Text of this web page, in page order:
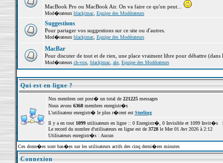
MacBook Pro ou MacBook Air. On va faire ce qu'on peut...
Mod�rateurs blackjmac, Equipe des Modérateurs
Suggestions
Pour partager vos suggestions sur ce site ou d'autres.
Mod�rateurs blackjmac, Equipe des Modérateurs
MacBar
Pour discuter de tout et de rien, une place vraiment libre pour débattre (dans
Mod�rateurs ch-vox, blackjmac, ale, Equipe des Modérateurs
Qui est en ligne ?
Nos membres ont post� un total de 221225messages
Nous avons 6368membres enregistr�s
L'utilisateur enregistr� le plus r�cent est Sterling
Il y a en tout 1099utilisateurs en ligne :: 0 Enregistr�, 0 Invisible et 1099 Invit�s
Le record du nombre d'utilisateurs en ligne est de 3728le Mer 01 Avr 2026 à 2:12
Utilisateurs enregistr�s : Aucun
Ces donn�es sont bas�es sur les utilisateurs actifs des cinq derni�res minutes
Connexion